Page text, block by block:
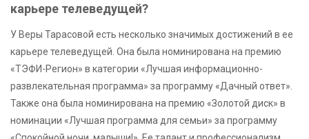
карьере телеведущей?
У Веры Тарасовой есть несколько значимых достижений в ее
карьере телеведущей. Она была номинирована на премию
«ТЭФИ-Регион» в категории «Лучшая информационно-
развлекательная программа» за программу «Дачный ответ».
Также она была номинирована на премию «Золотой диск» в
номинации «Лучшая программа для семьи» за программу